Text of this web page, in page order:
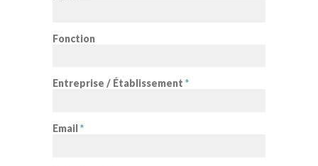
Fonction
Entreprise / Établissement *
Email*